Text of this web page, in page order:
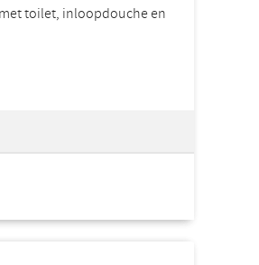
toilet, inloopdouche en